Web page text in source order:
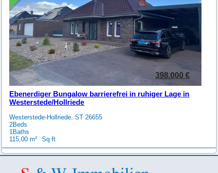
398.000 €
Ebenerdiger Bungalow barrierefrei in ruhiger Lage in
Westerstede/Hollriede
Westerstede-Hollriede, ST 26655
2Beds
1 Baths
115,00
Sq ft